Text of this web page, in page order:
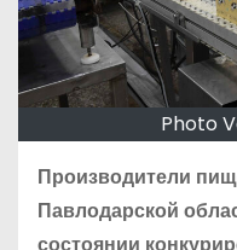
Photo
Производители
Павлодарской
состоянии